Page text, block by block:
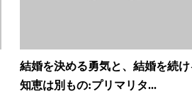
結婚を決める勇気と、結婚を続け
知恵は別もの:プリマリタ...